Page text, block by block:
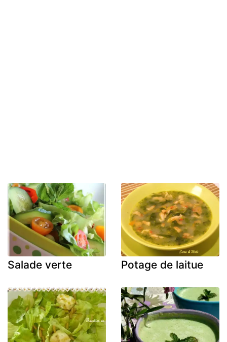
Salade verte Potage de laitue